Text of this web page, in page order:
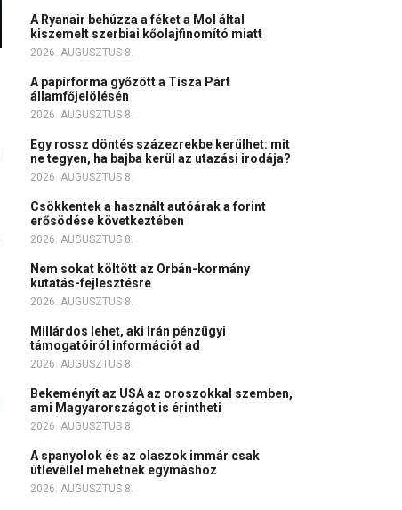
A Ryanair behúzza a féket a Mol által
kiszemelt szerbiai kőolajfinomító miatt
2026. AUGUSZTUS 8.
A papírforma győzött a Tisza Párt
államfőjelölésén
2026. AUGUSZTUS 8.
Egy rossz döntés százezrekbe kerülhet: mit
ne tegyen, ha bajba kerül az utazási irodája?
2026. AUGUSZTUS 8.
Csökkentek a használt autóárak a forint
erősödése következtében
2026. AUGUSZTUS 8.
Nem sokat költött az Orbán-kormány
kutatás-fejlesztésre
2026. AUGUSZTUS 8.
Millárdos lehet, aki Irán pénzügyi
támogatóiról információt ad
2026. AUGUSZTUS 8.
Bekeményít az USA az oroszokkal szemben,
ami Magyarországot is érintheti
2026. AUGUSZTUS 8.
A spanyolok és az olaszok immár csak
útlevéllel mehetnek egymáshoz
2026. AUGUSZTUS 8.